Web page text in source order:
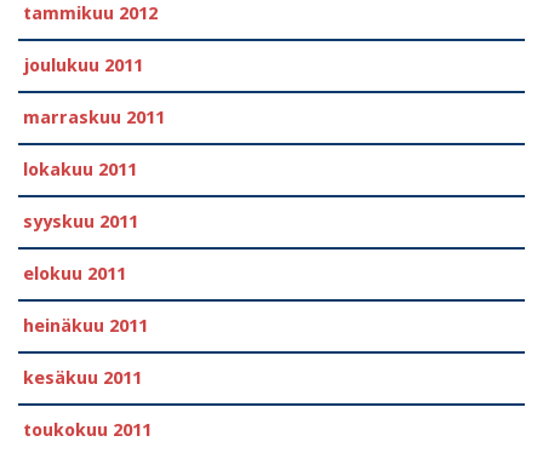
tammikuu 2012
joulukuu 2011
marraskuu 2011
lokakuu 2011
syyskuu 2011
elokuu 2011
heinäkuu 2011
kesäkuu 2011
toukokuu 2011